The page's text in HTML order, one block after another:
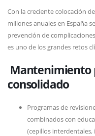
Con la creciente colocación
millones anuales en España
prevención de
es uno de los grandes retos
Mantenimiento
consolidado
Programas de
combinados con
(cepillos